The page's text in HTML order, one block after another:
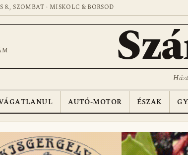
8., SZOMBAT · MISKOLC & BORSOD
AUTÓ-MOTOR ÉSZAK